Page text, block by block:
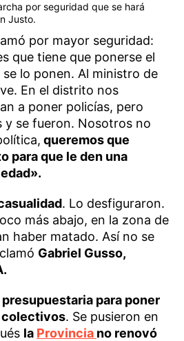
por seguridad que se hará
Justo.
por mayor seguridad:
que tiene que ponerse el
lo ponen. Al ministro de
En el distrito nos
a poner policías, pero
y se fueron. Nosotros no
queremos que
para que le den una
. Lo desfiguraron.
más abajo, en la zona de
haber matado. Así no se
Gabriel Gusso,
para poner
colectivos. Se pusieron en
la Provincia no renovó